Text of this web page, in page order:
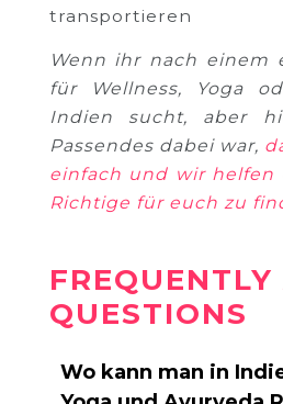
transportieren
Wenn ihr nach einem
für Wellness, Yoga
Indien sucht, aber
Passendes dabei war,
einfach und wir helfen
Richtige für euch zu
FREQUENTLY
QUESTIONS
Wo kann man in